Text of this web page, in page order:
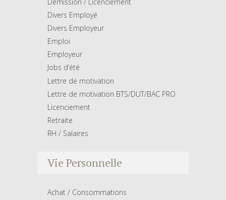
Divers Employé
Divers Employeur
Emploi
Employeur
Jobs d’été
Lettre de motivation
Lettre de motivation BTS/DUT/BAC PRO
Licenciement
Retraite
RH / Salaires
Vie Personnelle
Achat / Consommations